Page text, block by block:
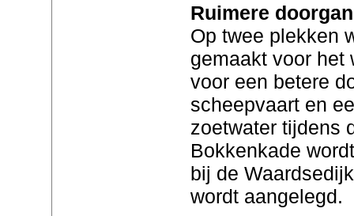
Ruimere
Op twee plekken
gemaakt voor het
voor een betere
scheepvaart en
zoetwater tijdens
Bokkenkade
bij de
wordt aangelegd.